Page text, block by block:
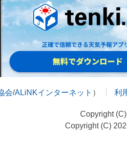
会/ALiNKインターネット ） 利
Copyright
Copyright (C)